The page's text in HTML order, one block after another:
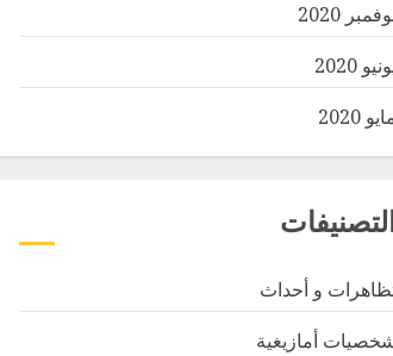
2020
2020
2020
و أحداث
أمازيغية